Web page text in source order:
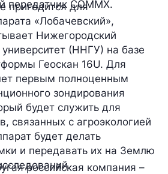
передатчик COMMX.
пригодится для
«Лобачевский»,
Нижегородский
(ННГУ) на базе
Геоскан 16U. Для
первым полноценным
зондирования
будет служить для
связанных с агроэкологией
будет делать
и передавать их на Землю
российская компания –